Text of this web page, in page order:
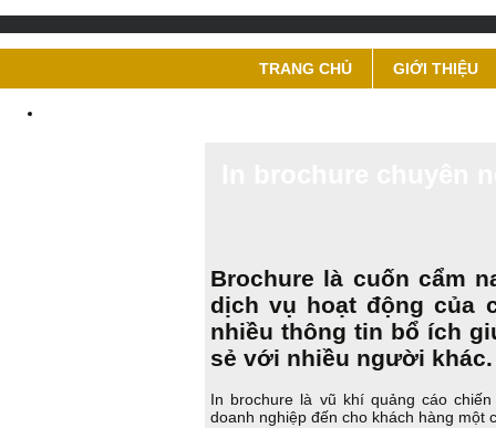
TRANG CHỦ GIỚI THIỆU
Brochure là cuốn cẩm
dịch vụ hoạt động của
nhiều thông tin bổ ích
sẻ với nhiều người khác.
In brochure là vũ khí quảng cáo
doanh nghiệp đến cho khách hàng một